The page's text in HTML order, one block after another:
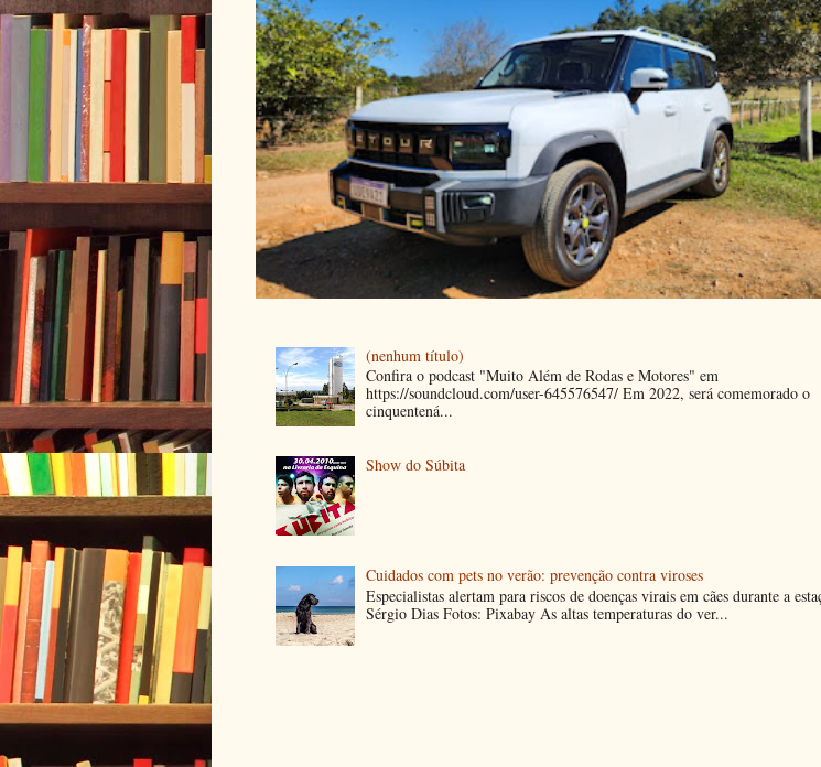
(nenhum título)
Confira o podcast "Muito Além de Rodas e Motores" em
https://soundcloud.com/user-645576547/ Em 2022, será comemorado o
cinquentená...
Show do Súbita
Cuidados com pets no verão: prevenção contra viroses
Especialistas alertam para riscos de doenças virais em cães durante a
Sérgio Dias Fotos: Pixabay As altas temperaturas do ver...